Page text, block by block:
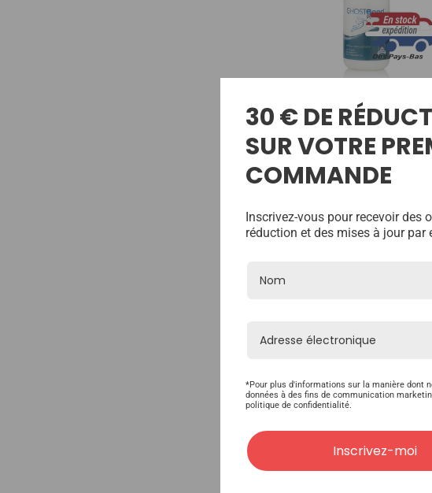
Ghost Bond Platine 1.3 Oz
28,80€
30 € DE
SUR VOTRE
COMMANDE
Inscrivez-vous pour recevoir des
réduction et des mises à jour par
*Pour plus d'informations sur la manière dont
données à des fins de communication
politique de confidentialité.
Inscrivez-moi